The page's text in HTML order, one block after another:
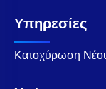
Υπηρεσίες
Κατοχύρωση